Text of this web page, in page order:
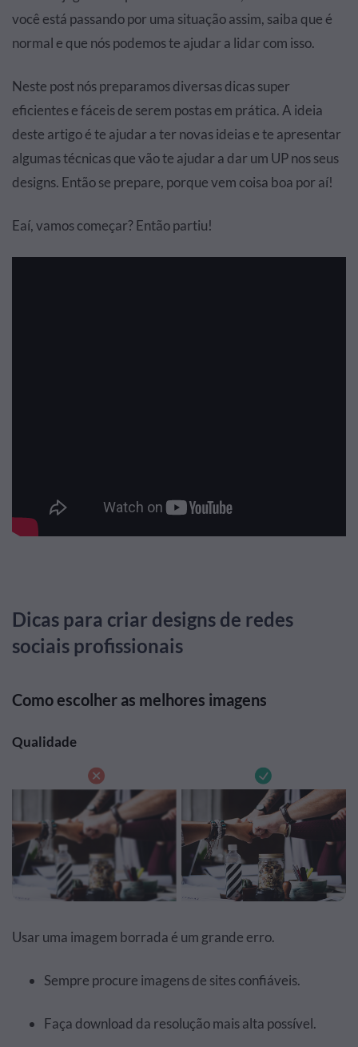
você está passando por uma situação assim, saiba que é
normal e que nós podemos te ajudar a lidar com isso.
Neste post nós preparamos diversas dicas super
eficientes e fáceis de serem postas em prática. A ideia
deste artigo é te ajudar a ter novas ideias e te apresentar
algumas técnicas que vão te ajudar a dar um UP nos seus
designs. Então se prepare, porque vem coisa boa por aí!
Eaí, vamos começar? Então partiu!
Dicas para criar designs de redes
sociais profissionais
Como escolher as melhores imagens
Qualidade
Usar uma imagem borrada é um grande erro.
Sempre procure imagens de sites confiáveis.
Faça download da resolução mais alta possível.